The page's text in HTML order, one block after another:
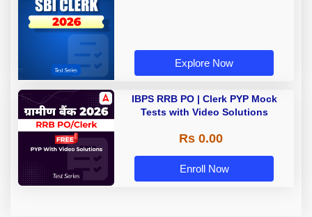
Explore Now
IBPS RRB PO | Clerk PYP Mock
Tests with Video Solutions
Rs 0.00
Enroll Now